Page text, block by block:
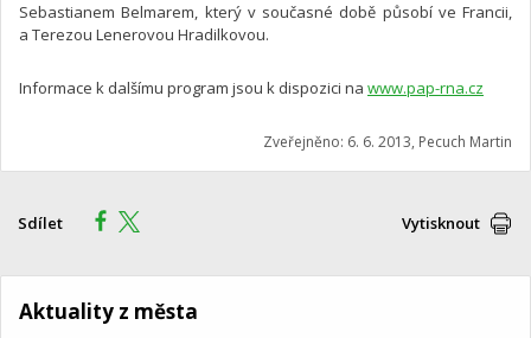
Sebastianem Belmarem, který v současné době působí ve Francii,
a Terezou Lenerovou Hradilkovou.
Informace k dalšímu program jsou k dispozici na www.pap-rna.cz
Zveřejněno: 6. 6. 2013, Pecuch Martin
Sdílet Vytisknout
Aktuality z města